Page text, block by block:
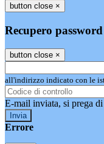
button close ×
Recupero password
button close ×
all'indirizzo indicato con le
E-mail inviata, si prega
Errore